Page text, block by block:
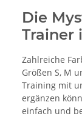
Die
Trainer
Zahlreiche
Größen S, M
Training mit
ergänzen
einfach und